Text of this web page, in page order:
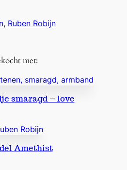
, Ruben Robijn
met:
smaragd – love
Amethist